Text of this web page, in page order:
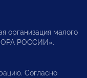
организация малого
РОССИИ».
Согласно